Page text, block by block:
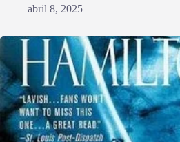
abril 8, 2025